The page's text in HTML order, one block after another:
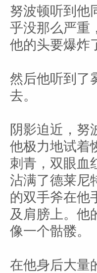
努波顿听到他
乎没那么严重
他的头要爆炸
然后他听到了
去。
阴影迫近，努
他极力地试着
刺青，双眼
沾满了德莱尼
的双手斧在他
及肩膀上。他
像一个骷髅。
在他身后大量